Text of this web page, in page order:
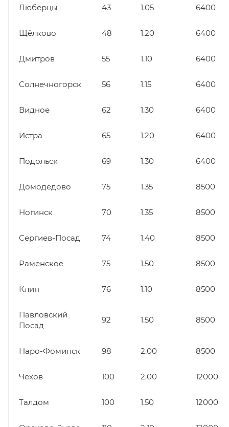
Люберцы 43 1.05 6400
Щёлково 48 1.20 6400
Дмитров 55 1.10 6400
Солнечногорск 56 1.15 6400
Видное 62 1.30 6400
Истра 65 1.20 6400
Подольск 69 1.30 6400
Домодедово 75 1.35 8500
Ногинск 70 1.35 8500
Сергиев-Посад 74 1.40 8500
Раменское 75 1.50 8500
Клин 76 1.10 8500
Павловский
Посад
92 1.50 8500
Наро-Фоминск 98 2.00 8500
Чехов 100 2.00 12000
Талдом 100 1.50 12000